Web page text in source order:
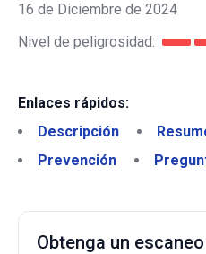
16 de Diciembre de 2024
Nivel de peligrosidad:
Enlaces rápidos:
Descripción
Prevención
Obtenga un